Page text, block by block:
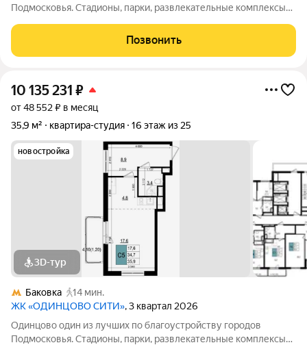
Подмосковья. Стадионы, парки, развлекательные комплексы
рестораны, салоны красоты и удобные магазины расположены
прямо в вашем дворе, на 1-х
Позвонить
10 135 231 ₽
от 48 552 ₽ в месяц
35,9 м²
квартира-студия 16 этаж из 25
новостройка
3D-тур
Баковка
14 мин.
ЖК «ОДИНЦОВО СИТИ», 3 квартал 2026
Одинцово один из лучших по благоустройству городов
Подмосковья. Стадионы, парки, развлекательные комплексы